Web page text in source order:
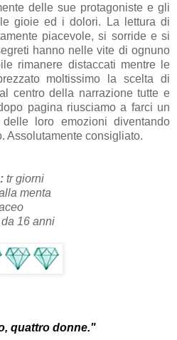
delle sue protagoniste e gli
gioie ed i dolori. La lettura di
piacevole, si sorride e si
hanno nelle vite di ognuno
rimanere distaccati mentre le
moltissimo la scelta di
centro della narrazione tutte e
pagina riusciamo a farci un
loro emozioni diventando
Assolutamente consigliato.
tr giorni
menta
da 16 anni
quattro donne."